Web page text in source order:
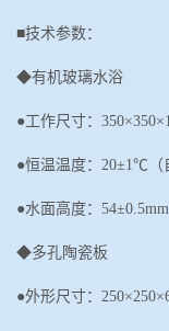
■技术参数：
◆有机玻璃水浴
●工作尺寸：
●恒温温度：20±1℃（
●水面高度：
◆多孔陶瓷板
●外形尺寸： 250×250×